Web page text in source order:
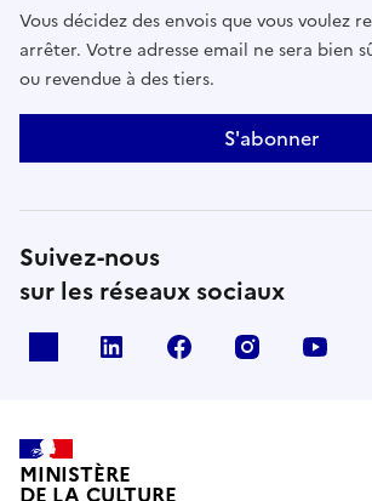
Vous décidez des envois que vous voulez
arrêter. Votre adresse email ne sera bien
ou revendue à des tiers.
S'abonner
Suivez-nous
sur les réseaux sociaux
linkedin facebook instagram
MINISTÈRE